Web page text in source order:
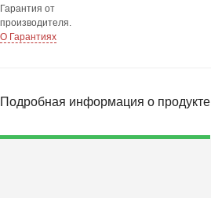
Гарантия от
производителя.
О Гарантиях
Подробная информация о продукте